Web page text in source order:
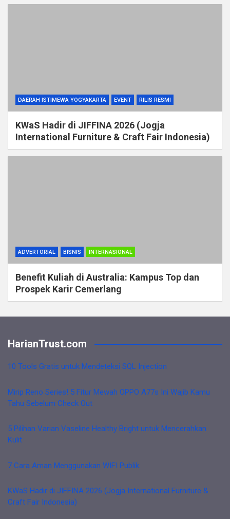
DAERAH ISTIMEWA YOGYAKARTA EVENT RILIS RESMI
KWaS Hadir di JIFFINA 2026 (Jogja
International Furniture & Craft Fair Indonesia)
ADVERTORIAL BISNIS INTERNASIONAL
Benefit Kuliah di Australia: Kampus Top dan
Prospek Karir Cemerlang
HarianTrust.com
10 Tools Gratis untuk Mendeteksi SQL Injection
Mirip Reno Series! 5 Fitur Mewah OPPO A77s Ini Wajib Kamu
Tahu Sebelum Check Out
5 Pilihan Varian Vaseline Healthy Bright untuk Mencerahkan
Kulit
7 Cara Aman Menggunakan WIFI Publik
KWaS Hadir di JIFFINA 2026 (Jogja International Furniture &
Craft Fair Indonesia)